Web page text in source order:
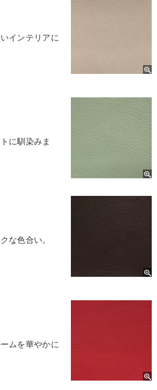
インテリアに
に馴染みま
な色合い。
ムを華やかに